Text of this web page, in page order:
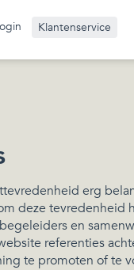
Klantenservice
erg
deze tevredenheid
en
referenties
te promoten of te